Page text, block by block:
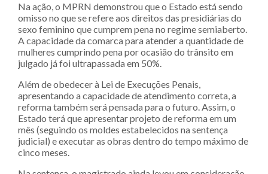
Na ação, o MPRN demonstrou que o Estado está sendo
omisso no que se refere aos direitos das presidiárias do
sexo feminino que cumprem pena no regime semiaberto.
A capacidade da comarca para atender a quantidade de
mulheres cumprindo pena por ocasião do trânsito em
julgado já foi ultrapassada em 50%.
Além de obedecer à Lei de Execuções Penais,
apresentando a capacidade de atendimento correta, a
reforma também será pensada para o futuro. Assim, o
Estado terá que apresentar projeto de reforma em um
mês (seguindo os moldes estabelecidos na sentença
judicial) e executar as obras dentro do tempo máximo de
cinco meses.